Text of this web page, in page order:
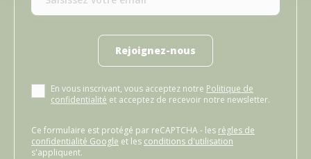
Rejoignez-nous
En vous inscrivant, vous acceptez notre Politique de
confidentialité et acceptez de recevoir notre newsletter.
Ce formulaire est protégé par reCAPTCHA - les règles de
confidentialité Google et les conditions d'utilisation
s'appliquent.